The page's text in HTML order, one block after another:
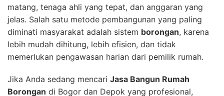
matang, tenaga ahli yang tepat, dan anggaran yang
jelas. Salah satu metode pembangunan yang paling
diminati masyarakat adalah sistem borongan, karena
lebih mudah dihitung, lebih efisien, dan tidak
memerlukan pengawasan harian dari pemilik rumah.
Jika Anda sedang mencari Jasa Bangun Rumah
Borongan di Bogor dan Depok yang profesional,